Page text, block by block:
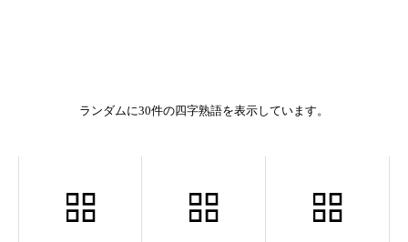
ランダムに30件の四字熟語を表示しています。